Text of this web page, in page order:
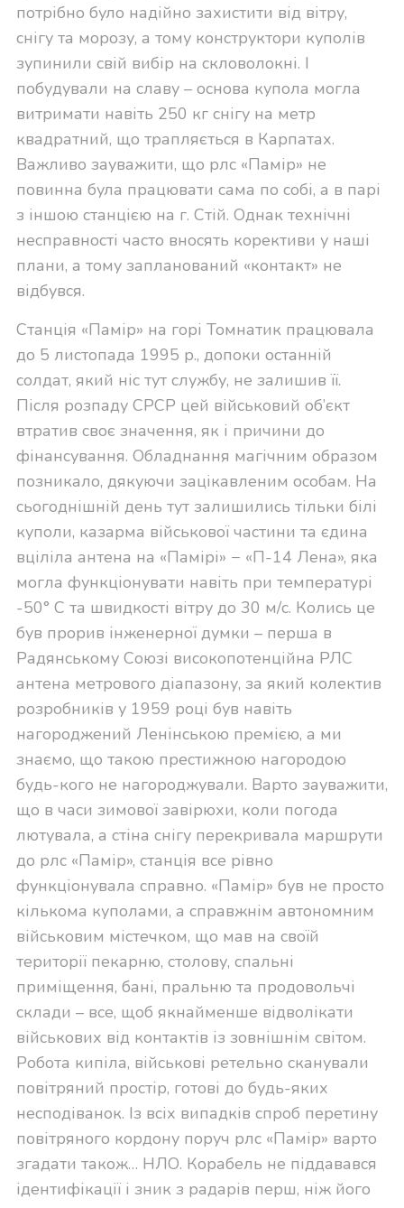
потрібно було надійно захистити від вітру,
снігу та морозу, а тому конструктори куполів
зупинили свій вибір на скловолокні. І
побудували на славу – основа купола могла
витримати навіть 250 кг снігу на метр
квадратний, що трапляється в Карпатах.
Важливо зауважити, що рлс «Памір» не
повинна була працювати сама по собі, а в парі
з іншою станцією на г. Стій. Однак технічні
несправності часто вносять корективи у наші
плани, а тому запланований «контакт» не
відбувся.
Станція «Памір» на горі Томнатик працювала
до 5 листопада 1995 р., допоки останній
солдат, який ніс тут службу, не залишив її.
Після розпаду СРСР цей військовий об’єкт
втратив своє значення, як і причини до
фінансування. Обладнання магічним образом
позникало, дякуючи зацікавленим особам. На
сьогоднішній день тут залишились тільки білі
куполи, казарма військової частини та єдина
вціліла антена на «Памірі» − «П-14 Лена», яка
могла функціонувати навіть при температурі
-50° С та швидкості вітру до 30 м/с. Колись це
був прорив інженерної думки – перша в
Радянському Союзі високопотенційна РЛС
антена метрового діапазону, за який колектив
розробників у 1959 році був навіть
нагороджений Ленінською премією, а ми
знаємо, що такою престижною нагородою
будь-кого не нагороджували. Варто зауважити,
що в часи зимової завірюхи, коли погода
лютувала, а стіна снігу перекривала маршрути
до рлс «Памір», станція все рівно
функціонувала справно. «Памір» був не просто
кількома куполами, а справжнім автономним
військовим містечком, що мав на своїй
території пекарню, столову, спальні
приміщення, бані, пральню та продовольчі
склади – все, щоб якнайменше відволікати
військових від контактів із зовнішнім світом.
Робота кипіла, військові ретельно сканували
повітряний простір, готові до будь-яких
несподіванок. Із всіх випадків спроб перетину
повітряного кордону поруч рлс «Памір» варто
згадати також… НЛО. Корабель не піддавався
ідентифікації і зник з радарів перш, ніж його